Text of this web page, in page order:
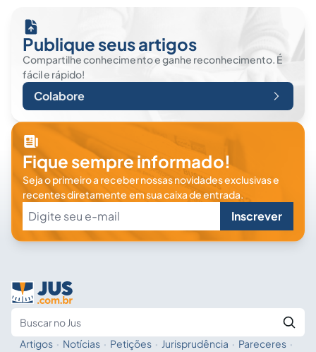
Publique seus artigos
Compartilhe conhecimento e ganhe reconhecimento. É
fácil e rápido!
Colabore
Fique sempre informado!
Seja o primeiro a receber nossas novidades exclusivas e
recentes diretamente em sua caixa de entrada.
Inscrever
Artigos · Notícias · Petições · Jurisprudência · Pareceres ·